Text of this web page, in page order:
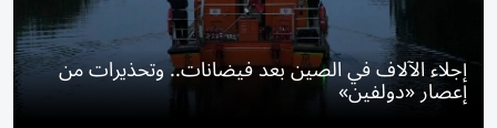
إجلاء الآلاف في الصين بعد فيضانات.. وتحذيرات من
إعصار «دولفين»